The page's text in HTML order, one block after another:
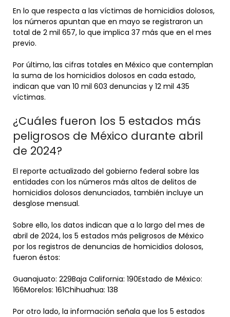
En lo que respecta a las víctimas de homicidios dolosos,
los números apuntan que en mayo se registraron un
total de 2 mil 657, lo que implica 37 más que en el mes
previo.
Por último, las cifras totales en México que contemplan
la suma de los homicidios dolosos en cada estado,
indican que van 10 mil 603 denuncias y 12 mil 435
víctimas.
¿Cuáles fueron los 5 estados más
peligrosos de México durante abril
de 2024?
El reporte actualizado del gobierno federal sobre las
entidades con los números más altos de delitos de
homicidios dolosos denunciados, también incluye un
desglose mensual.
Sobre ello, los datos indican que a lo largo del mes de
abril de 2024, los 5 estados más peligrosos de México
por los registros de denuncias de homicidios dolosos,
fueron éstos:
Guanajuato: 229Baja California: 190Estado de México:
166Morelos: 161Chihuahua: 138
Por otro lado, la información señala que los 5 estados